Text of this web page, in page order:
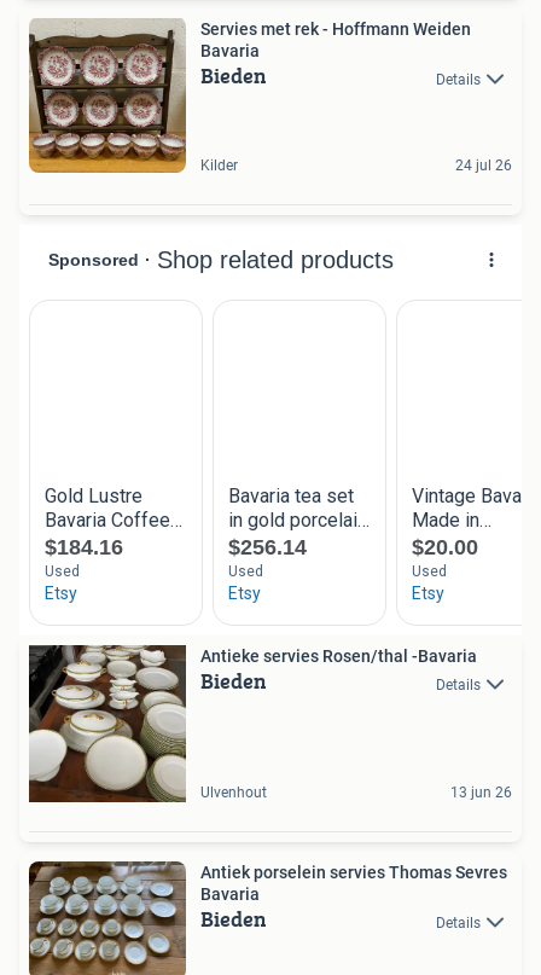
Servies met rek - Hoffmann Weiden
Bavaria
Bieden Details
Kilder 24 jul 26
Antieke servies Rosen/thal -Bavaria
Bieden Details
Ulvenhout 13 jun 26
Antiek porselein servies Thomas Sevres
Bavaria
Bieden Details